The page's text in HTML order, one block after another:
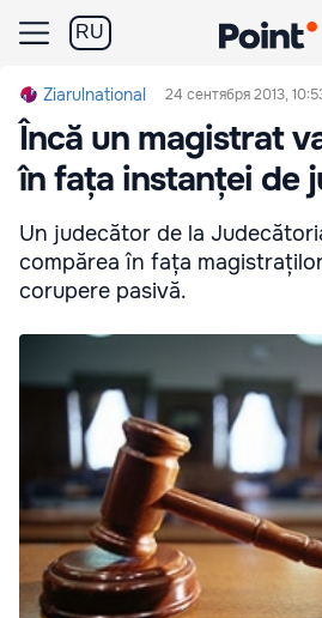
RU
Ziarulnational 24 сентября 2013,
Încă un magistrat
în fața instanței de
Un judecător de la
compărea în fața
corupere pasivă.